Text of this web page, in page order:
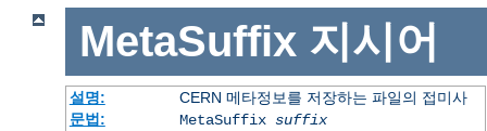
MetaSuffix 지시어
설명:
CERN 메타정보를 저장하는 파일의 접미사
문법:
MetaSuffix suffix